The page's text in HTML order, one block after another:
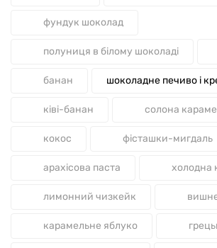
фундук шоколад
полуниця в білому шоколаді
банан шоколадне печиво і
ківі-банан солона
кокос фісташки-мигдаль
арахісова паста холодна
лимонний чизкейк
карамельне яблуко